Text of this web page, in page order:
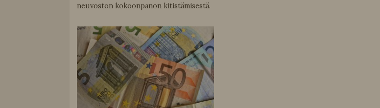
neuvoston kokoonpanon kitistämisestä.